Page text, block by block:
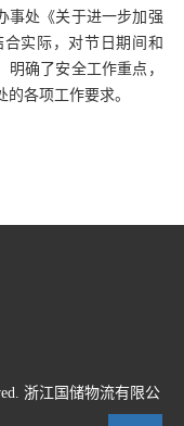
事处《关于进一步加强
实际，对节日期间和
确了安全工作重点，
各项工作要求。
浙江国储物流有限公